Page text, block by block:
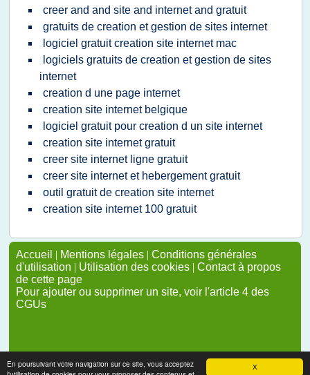
X
En poursuivant votre navigation sur ce site, vous acceptez
creer and and site and internet and gratuit
gratuits de creation et gestion de sites internet
logiciel gratuit creation site internet mac
logiciels gratuits de creation et gestion de sites
internet
creation d une page internet
creation site internet belgique
logiciel gratuit pour creation d un site internet
creation site internet gratuit
creer site internet ligne gratuit
creer site internet et hebergement gratuit
outil gratuit de creation site internet
creation site internet 100 gratuit
Accueil | Mentions légales | Conditions générales
d'utilisation | Utilisation des cookies | Contact à propos
de cette page
Pour ajouter ou supprimer un site, voir l'article 4 des
CGUs